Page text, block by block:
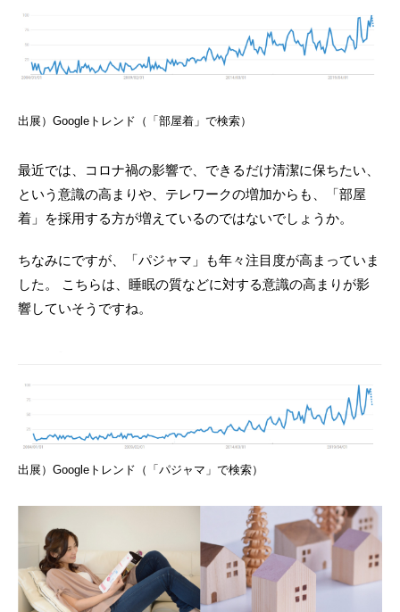
出展）Googleトレンド（「部屋着」で検索）
最近では、コロナ禍の影響で、できるだけ清潔に保ちたい、
という意識の高まりや、テレワークの増加からも、「部屋
着」を採用する方が増えているのではないでしょうか。
ちなみにですが、「パジャマ」も年々注目度が高まっていま
した。 こちらは、睡眠の質などに対する意識の高まりが影
響していそうですね。
出展）Googleトレンド（「パジャマ」で検索）